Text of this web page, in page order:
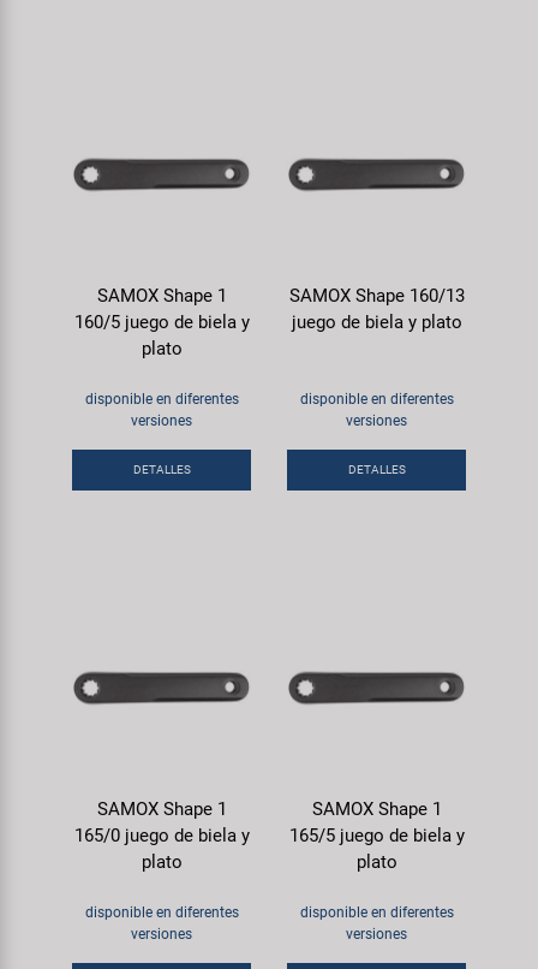
SAMOX Shape 1
160/5 juego de biela y
plato
disponible en diferentes
versiones
DETALLES
SAMOX Shape 160/13
juego de biela y plato
disponible en diferentes
versiones
DETALLES
SAMOX Shape 1
165/0 juego de biela y
plato
disponible en diferentes
versiones
SAMOX Shape 1
165/5 juego de biela y
plato
disponible en diferentes
versiones